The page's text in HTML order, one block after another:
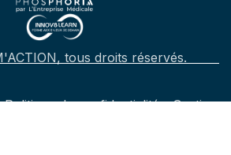
tous droits réservés.
Politique de confidentialité-Gestion